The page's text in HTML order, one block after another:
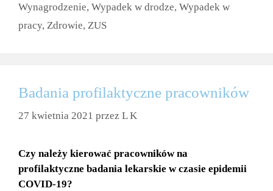
Wynagrodzenie, Wypadek w drodze, Wypadek w
pracy, Zdrowie, ZUS
Badania profilaktyczne pracowników
27 kwietnia 2021 przez L K
Czy należy kierować pracowników na
profilaktyczne badania lekarskie w czasie epidemii
COVID-19?